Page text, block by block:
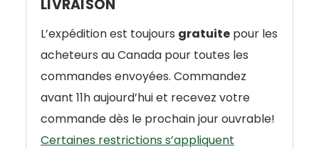
LIVRAISON
L’expédition est toujours gratuite pour les
acheteurs au Canada pour toutes les
commandes envoyées. Commandez
avant 11h aujourd’hui et recevez votre
commande dès le prochain jour ouvrable!
Certaines restrictions s’appliquent